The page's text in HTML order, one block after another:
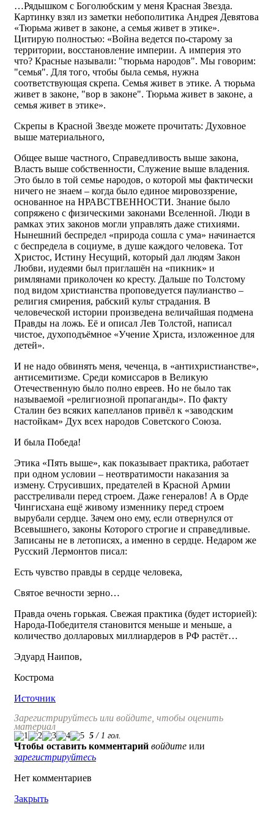
…Рядышком с Боголюбским у меня Красная Звезда.
Картинку взял из заметки небополитика Андрея Девятова
«Тюрьма живет в законе, а семья живет в этике».
Цитирую полностью: «Война ведется по-старому за
территории, восстановление империи. А империя это
что? Красные называли: "тюрьма народов". Мы говорим:
"семья". Для того, чтобы была семья, нужна
соответствующая скрепа. Семья живет в этике. А тюрьма
живет в законе, "вор в законе". Тюрьма живет в законе, а
семья живет в этике».
Скрепы в Красной Звезде можете прочитать: Духовное
выше материального,
Общее выше частного, Справедливость выше закона,
Власть выше собственности, Служение выше владения.
Это было в той семье народов, о которой мы фактически
ничего не знаем – когда было единое мировоззрение,
основанное на НРАВСТВЕННОСТИ. Знание было
сопряжено с физическими законами Вселенной. Люди в
рамках этих законов могли управлять даже стихиями.
Нынешний беспредел «природа сошла с ума» начинается
с беспредела в социуме, в душе каждого человека. Тот
Христос, Истину Несущий, который дал людям Закон
Любви, иудеями был приглашён на «пикник» и
римлянами приколочен ко кресту. Дальше по Толстому
под видом христианства проповедуется паулианство –
религия смирения, рабский культ страдания. В
человеческой истории произведена величайшая подмена
Правды на ложь. Её и описал Лев Толстой, написал
чистое, духоподъёмное «Учение Христа, изложенное для
детей».
И не надо обвинять меня, чеченца, в «антихристианстве»,
антисемитизме. Среди комиссаров в Великую
Отечественную было полно евреев. Но не было так
называемой «религиозной пропаганды». По факту
Сталин без всяких капелланов привёл к «заводским
настойкам» Дух всех народов Советского Союза.
И была Победа!
Этика «Пять выше», как показывает практика, работает
при одном условии – неотвратимости наказания за
измену. Струсивших, предателей в Красной Армии
расстреливали перед строем. Даже генералов! А в Орде
Чингисхана ещё живому изменнику перед строем
вырубали сердце. Зачем оно ему, если отвернулся от
Всевышнего, законы Которого строгие и справедливые.
Записаны не в летописях, а именно в сердце. Недаром же
Русский Лермонтов писал:
Есть чувство правды в сердце человека,
Святое вечности зерно…
Правда очень горькая. Свежая практика (будет историей):
Народа-Победителя становится меньше и меньше, а
количество долларовых миллиардеров в РФ растёт…
Эдуард Наипов,
Кострома
Источник
Зарегистрируйтесь или войдите, чтобы оценить
материал
5 / 1 гол.
Чтобы оставить комментарий войдите или
зарегистрируйтесь
Нет комментариев
Закрыть